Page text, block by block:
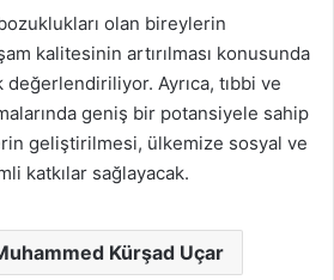
olan bireylerin
kalitesinin artırılması konusunda
Ayrıca, tıbbi ve
geniş bir potansiyele sahip
geliştirilmesi, ülkemize sosyal ve
katkılar sağlayacak.
Kürşad Uçar